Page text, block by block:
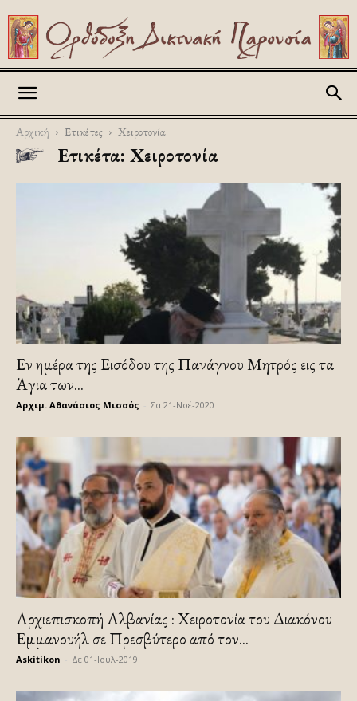
Αρχική Ετικέτες Χειροτονία
Ετικέτα: Χειροτονία
Εν ημέρα της Εισόδου της Πανάγνου Μητρός εις τα
Άγια των...
Αρχιμ. Αθανάσιος Μισσός Σα 21-Νοέ-2020
Αρχιεπισκοπή Αλβανίας : Χειροτονία του Διακόνου
Εμμανουήλ σε Πρεσβύτερο από τον...
Askitikon Δε 01-Ιούλ-2019